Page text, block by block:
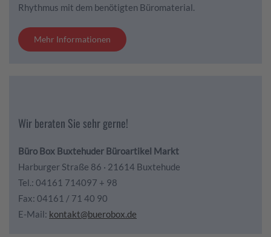
Rhythmus mit dem benötigten Büromaterial.
Mehr Informationen
Wir beraten Sie sehr gerne!
Büro Box Buxtehuder Büroartikel Markt
Harburger Straße 86 · 21614 Buxtehude
Tel.: 04161 714097 + 98
Fax: 04161 / 71 40 90
E-Mail: kontakt@buerobox.de